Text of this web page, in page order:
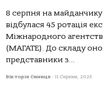
8 серпня на
відбулася 45 ротація
Міжнародного
(МАГАТЕ). До складу
представники з...
Вікторія Синиця - 11 Серпня, 2025